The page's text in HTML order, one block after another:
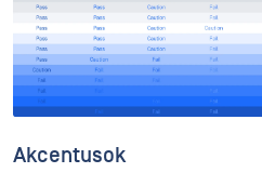
Akcentusok